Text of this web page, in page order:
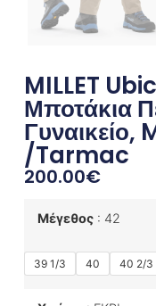
MILLET
Μποτάκια
/Tarmac
200.00€
Μέγεθος 42
39 1/3 40 40 2/3